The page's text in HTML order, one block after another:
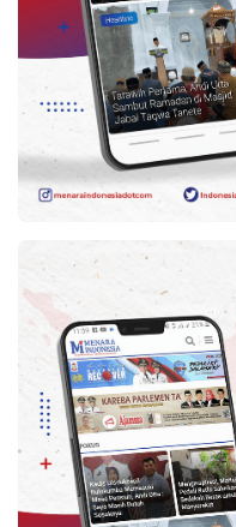
Olahraga
Copyright
2026
Menara
Indonesia
Reserve